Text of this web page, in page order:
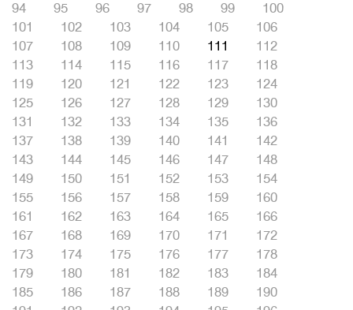
94
95 96 97 98 99
100
101
102 103 104 105
106
107
108 109 110 111
112
113
114 115 116 117
118
119
120 121 122 123
124
125
126 127 128 129
130
131
132 133 134 135
136
137
138 139 140 141
142
143
144 145 146 147
148
149
150 151 152 153
154
155
156 157 158 159
160
161
162 163 164 165
166
167
168 169 170 171
172
173
174 175 176 177
178
179
180 181 182 183
184
185
186 187 188 189
190